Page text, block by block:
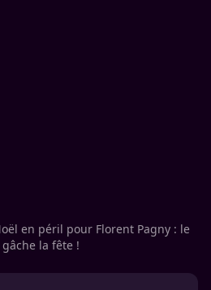
en péril pour Florent Pagny : le
la fête !